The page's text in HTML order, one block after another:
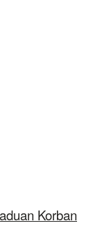
Korban